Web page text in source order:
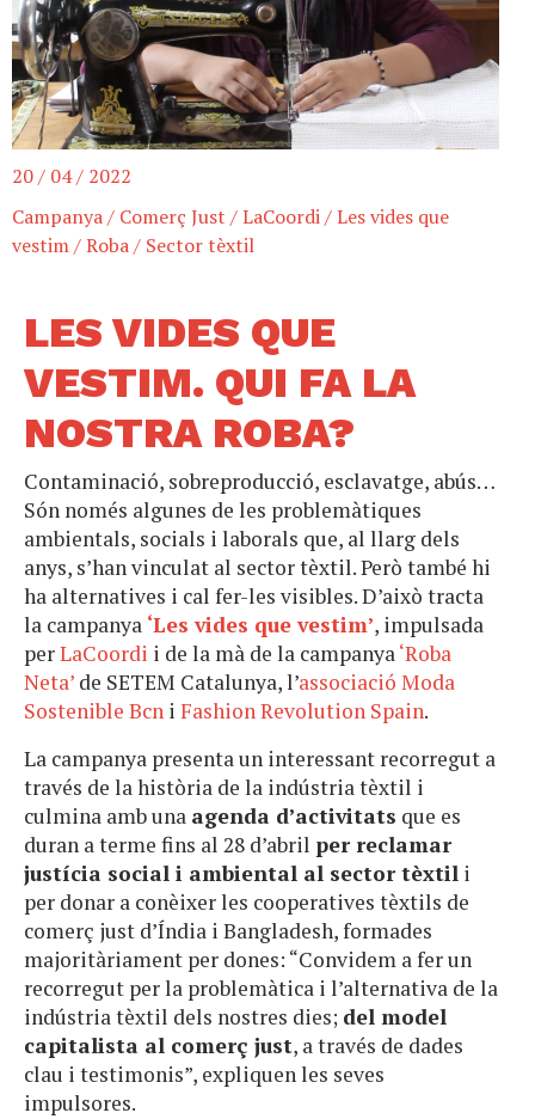
20 / 04 / 2022
Campanya/ Comerç Just /LaCoordi/Les vides que
vestim/Roba/ Sector tèxtil
LES VIDES QUE
VESTIM. QUI FA LA
NOSTRA ROBA?
Contaminació, sobreproducció, esclavatge, abús…
Són només algunes de les problemàtiques
ambientals, socials i laborals que, al llarg dels
anys, s’han vinculat al sector tèxtil. Però també hi
ha alternatives i cal fer-les visibles. D’això tracta
la campanya ‘Les vides que vestim’, impulsada
perLaCoordi i de la mà de la campanya‘Roba
Neta’ de SETEM Catalunya, l’associació Moda
Sostenible Bcn i Fashion Revolution Spain.
La campanya presenta un interessant recorregut a
través de la història de la indústria tèxtil i
culmina amb una agenda d’activitats que es
duran a terme fins al 28 d’abril per reclamar
justícia social i ambiental al sector tèxtil i
per donar a conèixer les cooperatives tèxtils de
comerç just d’Índia i Bangladesh, formades
majoritàriament per dones: “Convidem a fer un
recorregut per la problemàtica i l’alternativa de la
indústria tèxtil dels nostres dies; del model
capitalista al comerç just, a través de dades
clau i testimonis”, expliquen les seves
impulsores.